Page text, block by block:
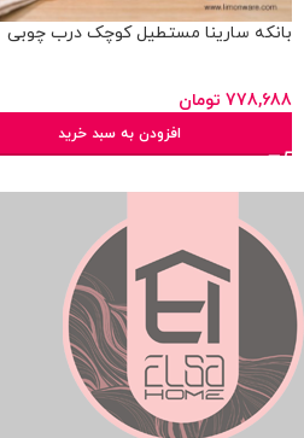
بانکه سارینا مستطیل کوچک درب چوبی
778,688 تومان
افزودن به سبد خرید